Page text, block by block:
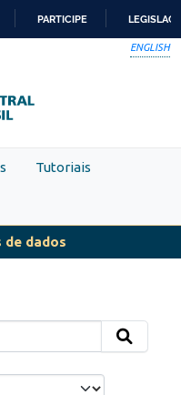
PARTICIPE
ENGLISH
Tutoriais
de dados